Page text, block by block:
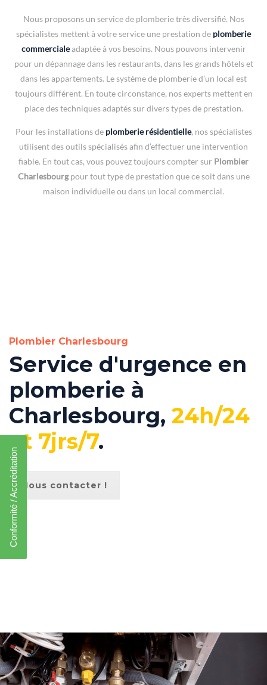
Nous proposons un service de plomberie très diversifié. Nos
spécialistes mettent à votre service une prestation de plomberie
commercialeadaptée à vos besoins. Nous pouvons intervenir
pour un dépannage dans les restaurants, dans les grands hôtels et
dans les appartements. Le système de plomberie d’un local est
toujours différent. En toute circonstance, nos experts mettent en
place des techniques adaptés sur divers types de prestation.
Pour les installations de plomberie résidentielle, nos spécialistes
utilisent des outils spécialisés afin d’effectuer une intervention
fiable. En tout cas, vous pouvez toujours compter sur Plombier
Charlesbourgpour tout type de prestation que ce soit dans une
maison individuelle ou dans un local commercial.
Plombier Charlesbourg
Service d'urgence en
plomberie à
Charlesbourg, 24h/24
et 7jrs/7.
Nous contacter !
Conformité / Accréditation